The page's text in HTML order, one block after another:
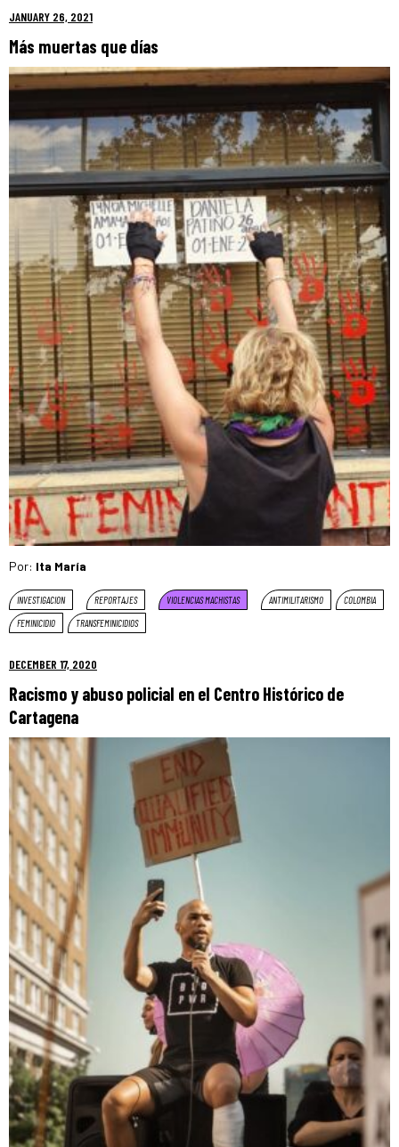
JANUARY 26, 2021
Más muertas que días
Por: Ita María
INVESTIGACION REPORTAJES VIOLENCIAS MACHISTAS ANTIMILITARISMO
COLOMBIA
FEMINICIDIO
TRANSFEMINICIDIOS
DECEMBER 17, 2020
Racismo y abuso policial en el Centro Histórico de
Cartagena